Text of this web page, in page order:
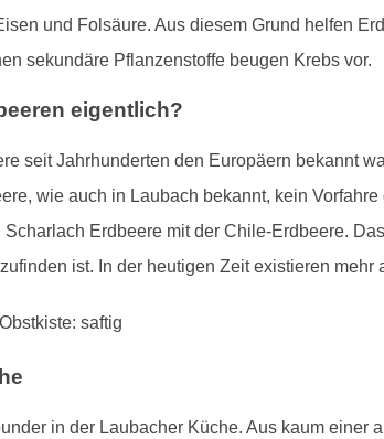
und Folsäure. Aus diesem Grund helfen
sekundäre Pflanzenstoffe beugen Krebs vor.
eigentlich?
seit Jahrhunderten den Europäern bekannt
wie auch in Laubach bekannt, kein
Erdbeere mit der Chile-Erdbeere.
ist. In der heutigen Zeit existieren
in der Laubacher Küche. Aus kaum